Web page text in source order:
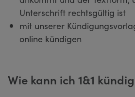
Unterschrift rechtsgültig ist
mit unserer
online kündigen
Wie kann ich 1&1